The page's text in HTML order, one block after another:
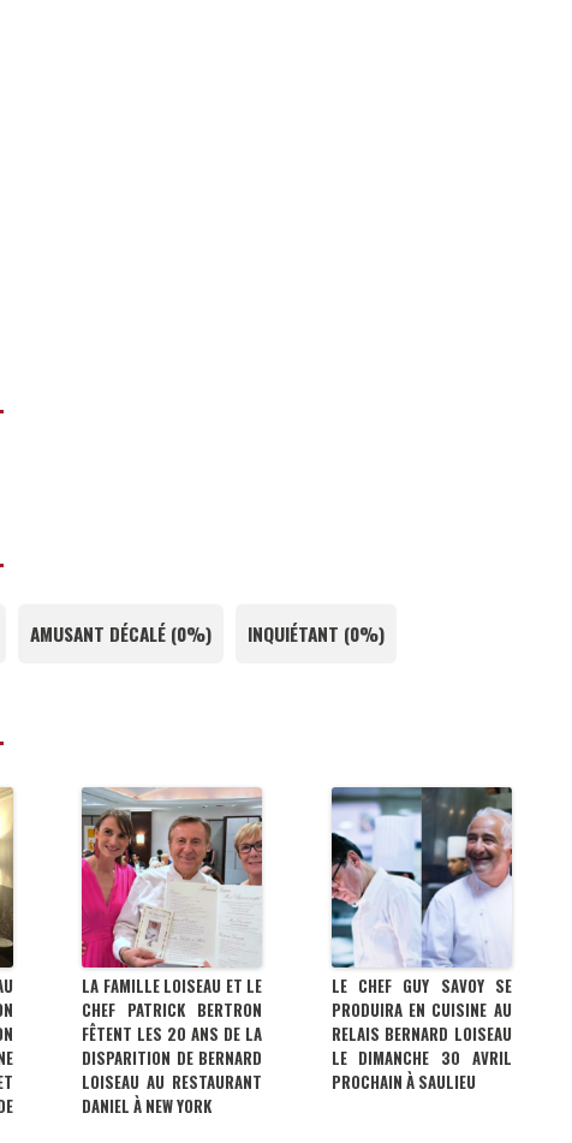
AMUSANT DÉCALÉ (0%) INQUIÉTANT (0%)
LA FAMILLE LOISEAU ET LE
CHEF PATRICK BERTRON
FÊTENT LES 20 ANS DE LA
DISPARITION DE BERNARD
LOISEAU AU RESTAURANT
DANIEL À NEW YORK
LE CHEF GUY SAVOY SE
PRODUIRA EN CUISINE AU
RELAIS BERNARD LOISEAU
LE DIMANCHE 30 AVRIL
PROCHAIN À SAULIEU